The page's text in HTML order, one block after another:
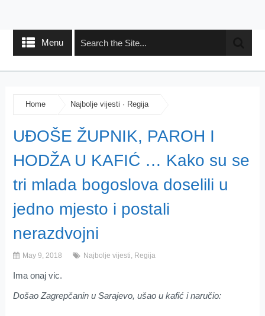
Menu
Home Najbolje vijesti · Regija
UĐOŠE ŽUPNIK, PAROH I
HODŽA U KAFIĆ … Kako su se
tri mlada bogoslova doselili u
jedno mjesto i postali
nerazdvojni
May 9, 2018 Najbolje vijesti, Regija
Ima onaj vic.
Došao Zagrepčanin u Sarajevo, ušao u kafić i naručio: